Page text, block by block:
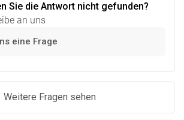
Sie die Antwort nicht gefunden?
an uns
eine Frage
Weitere Fragen sehen